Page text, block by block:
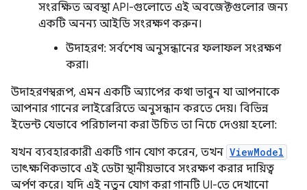
সংরক্ষিত অবস্থা API-গুলোতে এই অবজেক্টগুলোর জন্য
একটি অনন্য আইডি সংরক্ষণ করুন।
উদাহরণ: সর্বশেষ অনুসন্ধানের ফলাফল সংরক্ষণ
করা।
উদাহরণস্বরূপ, এমন একটি অ্যাপের কথা ভাবুন যা আপনাকে
আপনার গানের লাইব্রেরিতে অনুসন্ধান করতে দেয়। বিভিন্ন
ইভেন্ট যেভাবে পরিচালনা করা উচিত তা নিচে দেওয়া হলো:
যখন ব্যবহারকারী একটি গান যোগ করেন, তখন ViewModel
তাৎক্ষণিকভাবে এই ডেটা স্থানীয়ভাবে সংরক্ষণ করার দায়িত্ব
অর্পণ করে। যদি এই নতুন যোগ করা গানটি UI-তে দেখানো